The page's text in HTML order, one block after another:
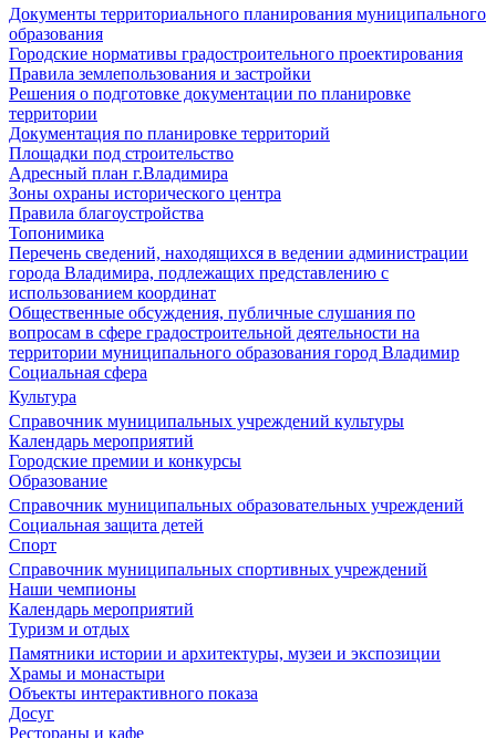
Документы территориального планирования муниципального
образования
Городские нормативы градостроительного проектирования
Правила землепользования и застройки
Решения о подготовке документации по планировке
территории
Документация по планировке территорий
Площадки под строительство
Адресный план г.Владимира
Зоны охраны исторического центра
Правила благоустройства
Топонимика
Перечень сведений, находящихся в ведении администрации
города Владимира, подлежащих представлению с
использованием координат
Общественные обсуждения, публичные слушания по
вопросам в сфере градостроительной деятельности на
территории муниципального образования город Владимир
Социальная сфера
Культура
Справочник муниципальных учреждений культуры
Календарь мероприятий
Городские премии и конкурсы
Образование
Справочник муниципальных образовательных учреждений
Социальная защита детей
Спорт
Справочник муниципальных спортивных учреждений
Наши чемпионы
Календарь мероприятий
Туризм и отдых
Памятники истории и архитектуры, музеи и экспозиции
Храмы и монастыри
Объекты интерактивного показа
Досуг
Рестораны и кафе